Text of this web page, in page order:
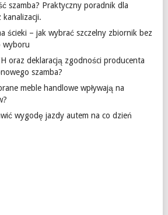
szamba? Praktyczny poradnik dla
kanalizacji.
ścieki – jak wybrać szczelny zbiornik bez
wyboru
oraz deklaracją zgodności producenta
szamba?
meble handlowe wpływają na
wygodę jazdy autem na co dzień